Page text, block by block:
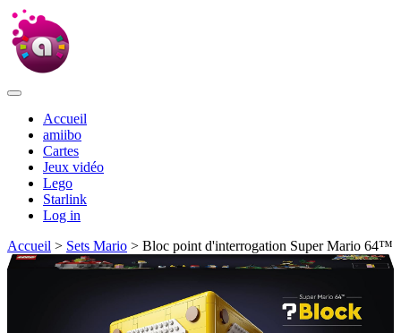
Accueil
amiibo
Cartes
Jeux vidéo
Lego
Starlink
Log in
Accueil > Sets Mario > Bloc point d'interrogation Super Mario 64™